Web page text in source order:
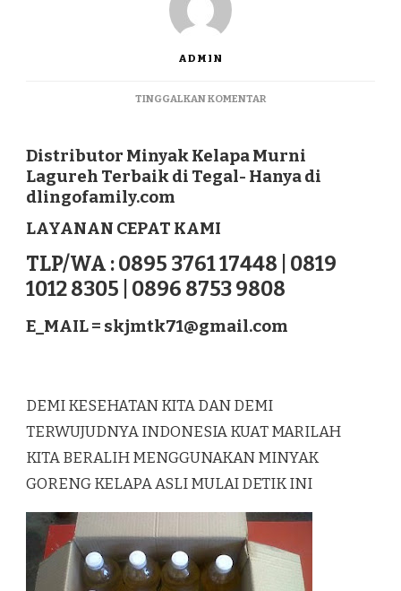
ADMIN
TINGGALKAN KOMENTARPADA
KELAPA
MURNI
LAGUREH
Distributor Minyak Kelapa Murni
Lagureh Terbaik di Tegal- Hanya di
dlingofamily.com
LAYANAN CEPAT KAMI
TLP/WA : 0895 3761 17448 | 0819
1012 8305 | 0896 8753 9808
E_MAIL = skjmtk71@gmail.com
DEMI KESEHATAN KITA DAN DEMI
TERWUJUDNYA INDONESIA KUAT MARILAH
KITA BERALIH MENGGUNAKAN MINYAK
GORENG KELAPA ASLI MULAI DETIK INI